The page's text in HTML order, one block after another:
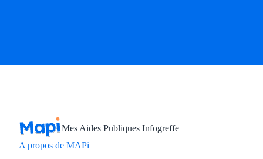
Mes Aides Publiques Infogreffe
A propos de MAPi